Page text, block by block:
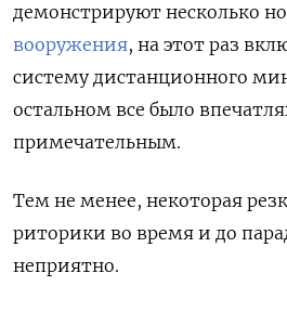
демонстрируют несколько
вооружения, на этот раз
систему дистанционного м
остальном все было
примечательным.
Тем не менее, некоторая
риторики во время и до
неприятно.